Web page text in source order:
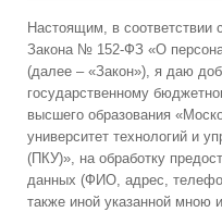
Настоящим, в соответствии
Закона № 152-ФЗ «О
(далее – «Закон»), я даю
государственному
высшего образования
университет технологий и
(ПКУ)», на обработку
данных (ФИО, адрес,
также иной указанной мною